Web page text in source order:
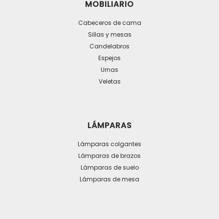
MOBILIARIO
Cabeceros de cama
Sillas y mesas
Candelabros
Espejos
Urnas
Veletas
LÁMPARAS
Lámparas colgantes
Lámparas de brazos
Lámparas de suelo
Lámparas de mesa